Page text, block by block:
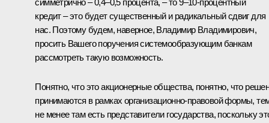
кредит – это будет существенный и радикальный сдвиг для
нас. Поэтому будем, наверное, Владимир Владимирович,
просить Вашего поручения системообразующим банкам
рассмотреть такую возможность.
Понятно, что это акционерные общества, понятно, что
принимаются в рамках организационно-правовой формы,
не менее там есть представители государства, поскольку